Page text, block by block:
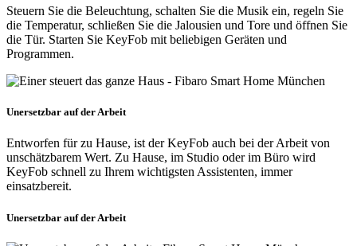
Steuern Sie die Beleuchtung, schalten Sie die Musik ein, regeln Sie
die Temperatur, schließen Sie die Jalousien und Tore und öffnen Sie
die Tür. Starten Sie KeyFob mit beliebigen Geräten und
Programmen.
Unersetzbar auf der Arbeit
Entworfen für zu Hause, ist der KeyFob auch bei der Arbeit von
unschätzbarem Wert. Zu Hause, im Studio oder im Büro wird
KeyFob schnell zu Ihrem wichtigsten Assistenten, immer
einsatzbereit.
Unersetzbar auf der Arbeit